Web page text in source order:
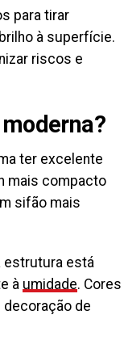
para tirar
à superfície.
riscos e
ter excelente
mais compacto
sifão mais
estrutura está
à umidade. Cores
de